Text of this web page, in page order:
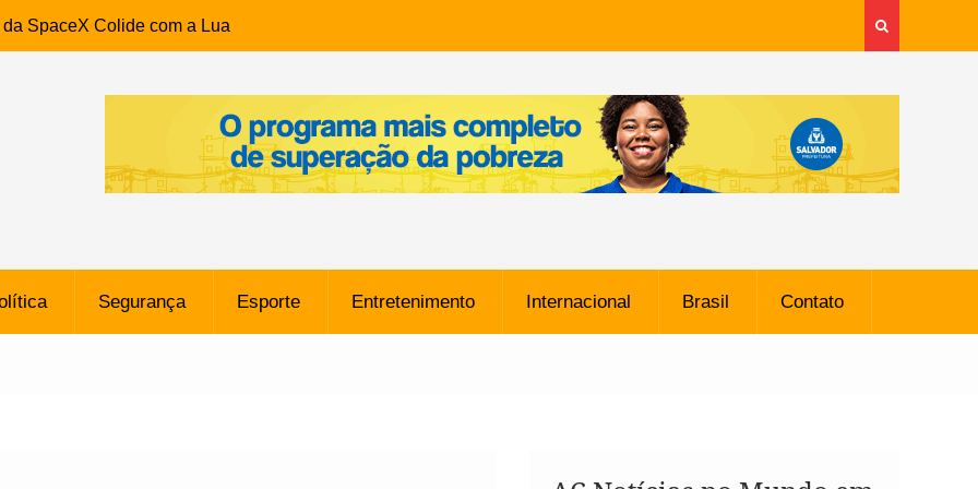
SpaceX Colide com a Lua
Metros, Afirma a Nasa
Cabo Daciolo Tem
em Frente a
da Mata Escura, em
ligada a ‘Zói de Gato’, do
Segurança Esporte Entretenimento Internacional Brasil Contato